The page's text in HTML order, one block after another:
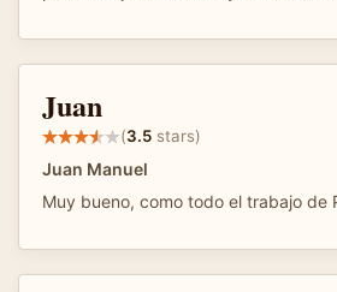
Juan
(3.5 stars)
Juan Manuel
Muy bueno, como todo el trabajo de